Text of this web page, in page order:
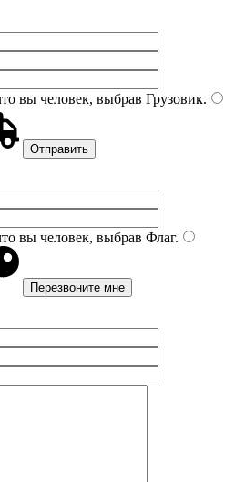
вы человек, выбрав Грузовик.
вы человек, выбрав Флаг.